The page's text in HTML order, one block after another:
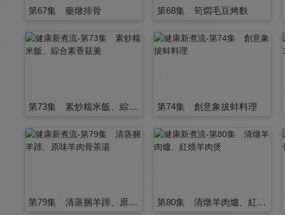
第67集 藥燉排骨 第68集 筍燜毛豆烤麩
第73集 素炒糯米飯、綜合素香菇羹 第74集 創意象拔蚌料理
第79集 清蒸捆羊蹄、原味羊肉骨茶湯 第80集 清燉羊肉爐、紅燒羊肉煲